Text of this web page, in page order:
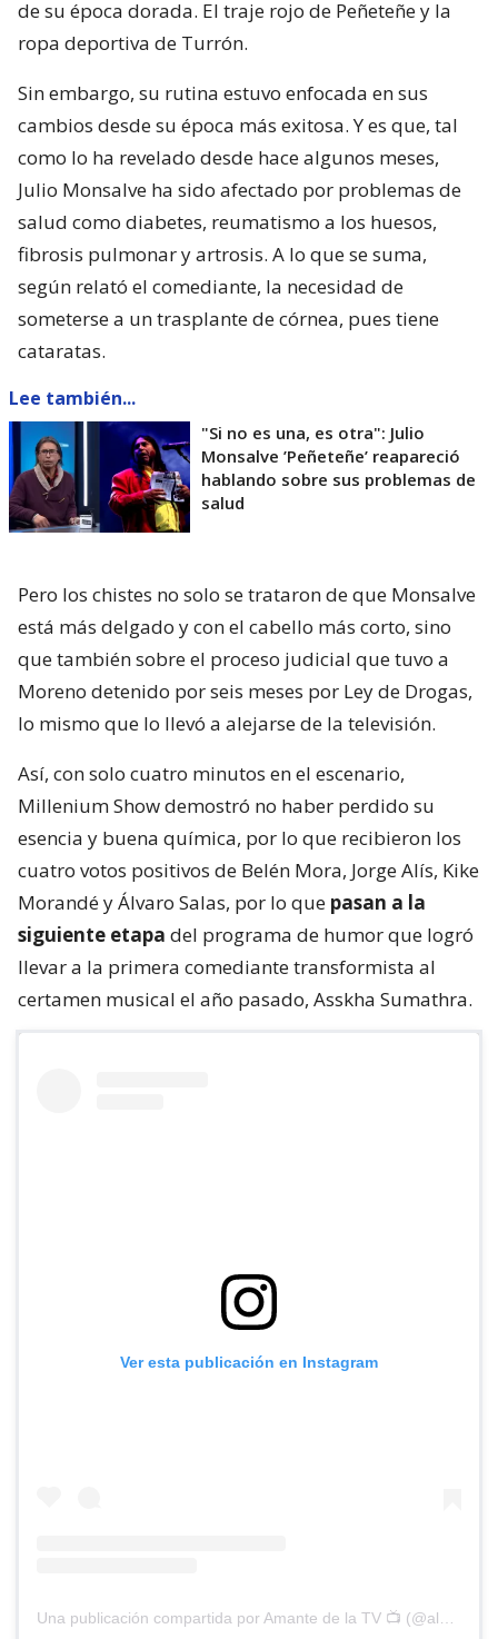
de su época dorada. El traje rojo de Peñeteñe y la
ropa deportiva de Turrón.
Sin embargo, su rutina estuvo enfocada en sus
cambios desde su época más exitosa. Y es que, tal
como lo ha revelado desde hace algunos meses,
Julio Monsalve ha sido afectado por problemas de
salud como diabetes, reumatismo a los huesos,
fibrosis pulmonar y artrosis. A lo que se suma,
según relató el comediante, la necesidad de
someterse a un trasplante de córnea, pues tiene
cataratas.
Lee también...
"Si no es una, es otra": Julio
Monsalve ’Peñeteñe’ reapareció
hablando sobre sus problemas de
salud
Pero los chistes no solo se trataron de que Monsalve
está más delgado y con el cabello más corto, sino
que también sobre el proceso judicial que tuvo a
Moreno detenido por seis meses por Ley de Drogas,
lo mismo que lo llevó a alejarse de la televisión.
Así, con solo cuatro minutos en el escenario,
Millenium Show demostró no haber perdido su
esencia y buena química, por lo que recibieron los
cuatro votos positivos de Belén Mora, Jorge Alís, Kike
Morandé y Álvaro Salas, por lo que pasan a la
siguiente etapa del programa de humor que logró
llevar a la primera comediante transformista al
certamen musical el año pasado, Asskha Sumathra.
Ver esta publicación en Instagram
Una publicación compartida por Amante de la TV 📺 (@alguien_te_observa)